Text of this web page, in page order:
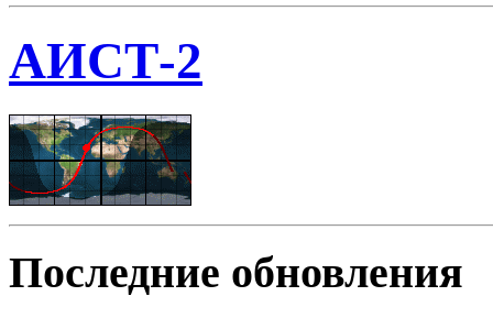
АИСТ-2
Последние обновления